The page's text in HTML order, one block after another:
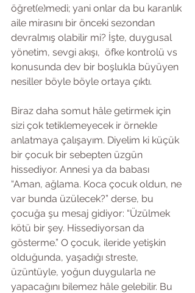
öğret(e)medi; yani onlar da bu karanlık
aile mirasını bir önceki sezondan
devralmış olabilir mi? İşte, duygusal
yönetim, sevgi akışı,  öfke kontrolü vs
konusunda dev bir boşlukla büyüyen
nesiller böyle böyle ortaya çıktı.
Biraz daha somut hâle getirmek için
sizi çok tetiklemeyecek ir örnekle
anlatmaya çalışayım. Diyelim ki küçük
bir çocuk bir sebepten üzgün
hissediyor. Annesi ya da babası
“Aman, ağlama. Koca çocuk oldun, ne
var bunda üzülecek?” derse, bu
çocuğa şu mesaj gidiyor: “Üzülmek
kötü bir şey. Hissediyorsan da
gösterme.” O çocuk, ileride yetişkin
olduğunda, yaşadığı streste,
üzüntüyle, yoğun duygularla ne
yapacağını bilemez hâle gelebilir. Bu